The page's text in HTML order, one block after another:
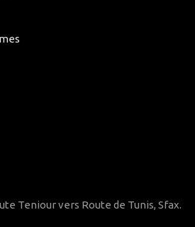
Teniour vers Route de Tunis, Sfax.